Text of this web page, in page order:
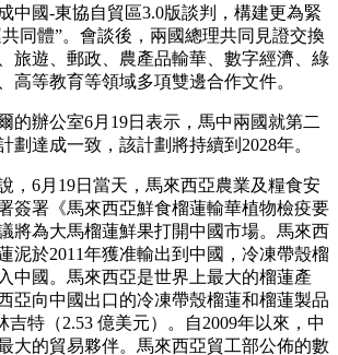
中國-東協自貿區3.0版談判，構建更為緊
同體”。會談後，兩國總理共同見證交換
旅遊、郵政、農產品輸華、數字經濟、綠
高等教育等領域多項雙邊合作文件。
的辦公室6月19日表示，馬中兩國就第二
劃達成一致，該計劃將持續到2028年。
，6月19日當天，馬來西亞農業及糧食安
簽署《馬來西亞鮮食榴蓮輸華植物檢疫要
將為大馬榴蓮鮮果打開中國市場。馬來西
泥於2011年獲准輸出到中國，冷凍帶殼榴
中國。馬來西亞是世界上最大的榴蓮產
亞向中國出口的冷凍帶殼榴蓮和榴蓮製品
吉特（2.53 億美元）。自2009年以來，中
大的貿易夥伴。馬來西亞貿工部公佈的數